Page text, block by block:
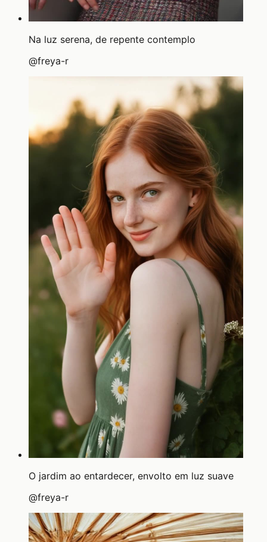
Na luz serena, de repente contemplo
@freya-r
O jardim ao entardecer, envolto em luz suave
@freya-r